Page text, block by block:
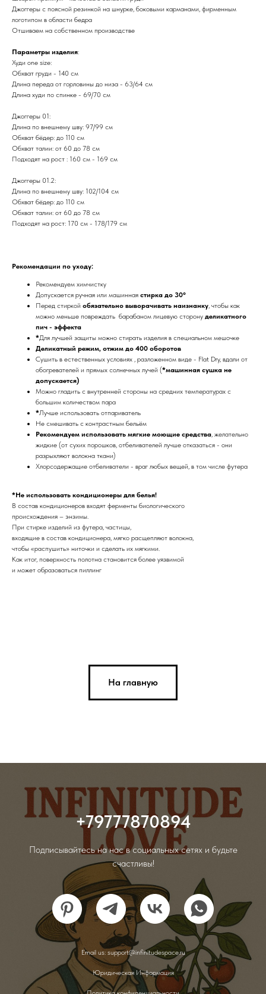
Джоггеры с поясной резинкой на шнурке, боковыми карманами, фирменным
логотипом в области бедра
Отшиваем на собственном производстве
Параметры изделия:
Худи one size:
Обхват груди - 140 см
Длина переда от горловины до низа - 63/64 см
Длина худи по спинке - 69/70 см
Джоггеры 01:
Длина по внешнему шву: 97/99 см
Обхват бёдер: до 110 см
Обхват талии: от 60 до 78 см
Подходят на рост : 160 см - 169 см
Джоггеры 01.2:
Длина по внешнему шву: 102/104 см
Обхват бёдер: до 110 см
Обхват талии: от 60 до 78 см
Подходят на рост: 170 см - 178/179 см
Рекомендации по уходу:
Рекомендуем химчистку
Допускается ручная или машинная стирка до 30°
Перед стиркой обязательно выворачивать наизнанку, чтобы как
можно меньше повреждать барабаном лицевую сторону деликатного
пич - эффекта
*Для лучшей защиты можно стирать изделия в специальном мешочке
Деликатный режим, отжим до 400 оборотов
Сушить в естественных условиях , разложенном виде - Flat Dry, вдали от
обогревателей и прямых солнечных лучей (*машинная сушка не
допускается)
Можно гладить с внутренней стороны на средних температурах с
большим количеством пара
*Лучше использовать отпариватель
Не смешивать с контрастным бельём
Рекомендуем использовать мягкие моющие средства, желательно
жидкие (от сухих порошков, отбеливателей лучше отказаться - они
разрыхляют волокна ткани)
Хлорсодержащие отбеливатели - враг любых вещей, в том числе футера
*Не использовать кондиционеры для белья!
В состав кондиционеров входят ферменты биологического
происхождения – энзимы.
При стирке изделий из футера, частицы,
входящие в состав кондиционера, мягко расщепляют волокна,
чтобы «распушить» ниточки и сделать их мягкими.
Как итог, поверхность полотна становится более уязвимой
и может образоваться пиллинг
На главную
+79777870894
Подписывайтесь на нас в социальных сетях и будьте
счастливы!
Email us: support@infinitudespace.ru
Юридическая Информация